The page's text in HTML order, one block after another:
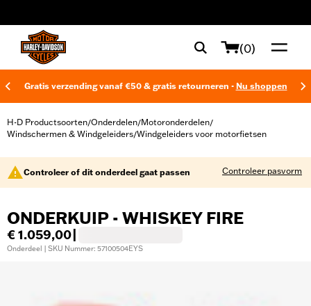
(0)
Gratis verzending vanaf €50 & gratis retourneren - Nu shoppen
H-D Productsoorten/Onderdelen/Motoronderdelen/
Windschermen & Windgeleiders/Windgeleiders voor motorfietsen
Controleer of dit onderdeel gaat passen Controleer pasvorm
ONDERKUIP - WHISKEY FIRE
€ 1.059,00
Onderdeel | SKU Nummer: 57100504EYS